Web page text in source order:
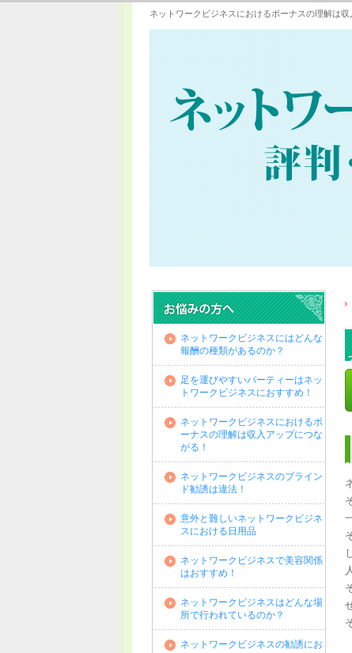
ネットワークビジネスにおけるボーナスの理解は
ネットワークビジネスにはどんな
報酬の種類があるのか？
足を運びやすいパーティーはネッ
トワークビジネスにおすすめ！
ネットワークビジネスにおけるボ
ーナスの理解は収入アップにつな
がる！
ネットワークビジネスのブライン
ド勧誘は違法！
意外と難しいネットワークビジネ
スにおける日用品
ネットワークビジネスで美容関係
はおすすめ！
ネットワークビジネスはどんな場
所で行われているのか？
ネットワークビジネスの勧誘にお